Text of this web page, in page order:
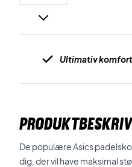
Ultimativ komfort
De populære Asics
dig, der vil have maksimal